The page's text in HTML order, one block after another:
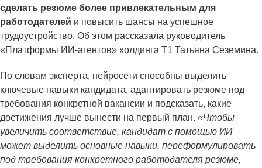
сделать резюме более привлекательным для
работодателей и повысить шансы на успешное
трудоустройство. Об этом рассказала руководитель
«Платформы ИИ-агентов» холдинга Т1 Татьяна Сеземина.
По словам эксперта, нейросети способны выделить
ключевые навыки кандидата, адаптировать резюме под
требования конкретной вакансии и подсказать, какие
достижения лучше вынести на первый план. «Чтобы
увеличить соответствие, кандидат с помощью ИИ
может выделить основные навыки, переформулировать
под требования конкретного работодателя резюме,